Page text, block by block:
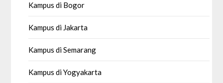
Kampus di Bogor
Kampus di Jakarta
Kampus di Semarang
Kampus di Yogyakarta